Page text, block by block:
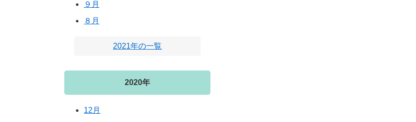
９月
８月
2021年の一覧
2020年
12月